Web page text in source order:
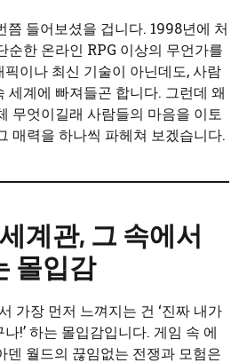
쯤 들어보셨을 겁니다. 1998년에 처
순한 온라인 RPG 이상의 무언가를
픽이나 최신 기술이 아닌데도, 사람
세계에 빠져들곤 합니다. 그런데 왜
무엇이길래 사람들의 마음을 이토
매력을 하나씩 파헤쳐 보겠습니다.
계관, 그 속에서
몰입감
가장 먼저 느껴지는 건 ‘진짜 내가
!’ 하는 몰입감입니다. 게임 속 에
덴 월드의 끊임없는 전쟁과 모험은